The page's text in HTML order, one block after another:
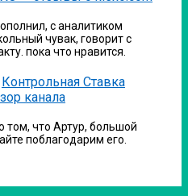
с аналитиком
чувак, говорит с
пока что нравится.
Контрольная Ставка
канала
том, что Артур, большой
поблагодарим его.